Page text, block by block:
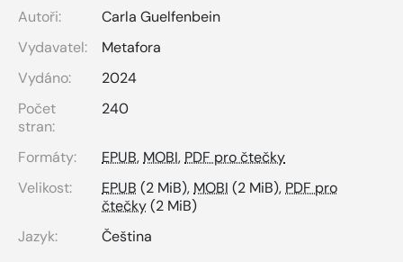
Autoři:
Carla Guelfenbein
Vydavatel:
Metafora
Vydáno:
2024
Počet
stran:
240
Formáty: EPUB,MOBI,PDF pro čtečky
Velikost:
EPUB (2 MiB),MOBI (2 MiB),PDF pro
čtečky(2 MiB)
Jazyk:
Čeština